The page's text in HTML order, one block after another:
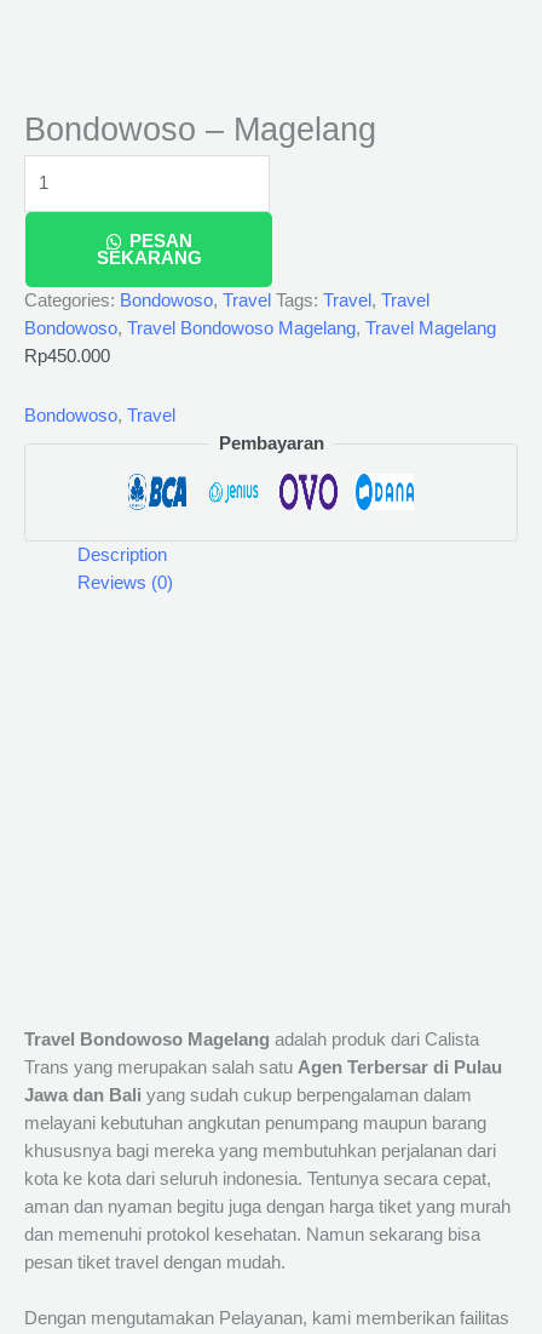
Bondowoso – Magelang
PESAN
SEKARANG
Categories: Bondowoso, Travel Tags: Travel , Travel
Bondowoso, Travel Bondowoso Magelang, Travel Magelang
Rp450.000
Bondowoso, Travel
Pembayaran
Description
Reviews (0)
Travel Bondowoso Magelang adalah produk dari Calista
Trans yang merupakan salah satu Agen Terbersar di Pulau
Jawa dan Bali yang sudah cukup berpengalaman dalam
melayani kebutuhan angkutan penumpang maupun barang
khususnya bagi mereka yang membutuhkan perjalanan dari
kota ke kota dari seluruh indonesia. Tentunya secara cepat,
aman dan nyaman begitu juga dengan harga tiket yang murah
dan memenuhi protokol kesehatan. Namun sekarang bisa
pesan tiket travel dengan mudah.
Dengan mengutamakan Pelayanan, kami memberikan failitas